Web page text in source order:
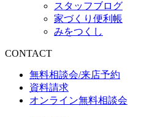
スタッフブログ
家づくり便利帳
みをつくし
CONTACT
無料相談会/来店予約
資料請求
オンライン無料相談会